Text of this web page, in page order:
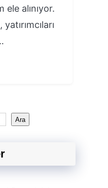
alınıyor.
Ara